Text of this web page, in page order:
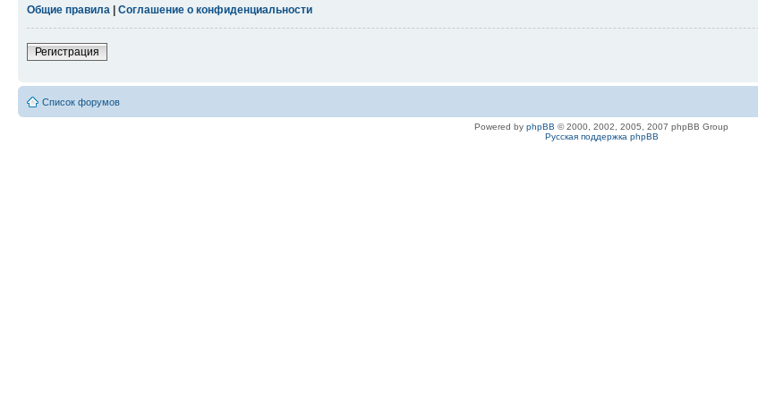
Общие правила
Соглашение о конфиденциальности
Регистрация
Список форумов
Powered by phpBB © 2000, 2002, 2005, 2007 phpBB Group
Русская поддержка phpBB